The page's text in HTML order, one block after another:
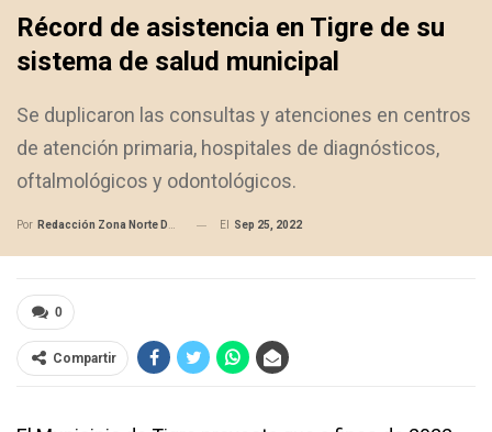
Récord de asistencia en Tigre de su
sistema de salud municipal
Se duplicaron las consultas y atenciones en centros
de atención primaria, hospitales de diagnósticos,
oftalmológicos y odontológicos.
Por Redacción Zona Norte Daily El Sep 25, 2022
0
Compartir